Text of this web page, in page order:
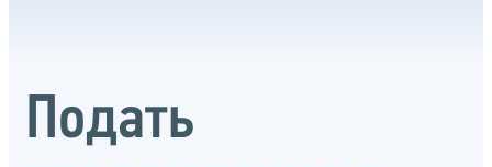
Подать